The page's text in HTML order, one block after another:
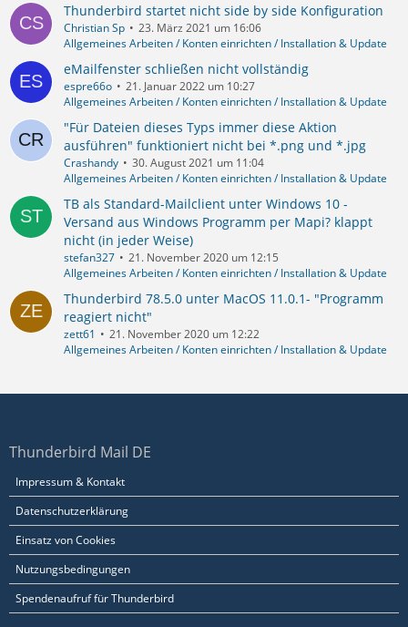
Thunderbird startet nicht side by side Konfiguration
Christian Sp
23. März 2021 um 16:06
Allgemeines Arbeiten / Konten einrichten / Installation & Update
eMailfenster schließen nicht vollständig
espre66o
21. Januar 2022 um 10:27
Allgemeines Arbeiten / Konten einrichten / Installation & Update
"Für Dateien dieses Typs immer diese Aktion
ausführen" funktioniert nicht bei *.png und *.jpg
Crashandy
30. August 2021 um 11:04
Allgemeines Arbeiten / Konten einrichten / Installation & Update
TB als Standard-Mailclient unter Windows 10 -
Versand aus Windows Programm per Mapi? klappt
nicht (in jeder Weise)
stefan327
21. November 2020 um 12:15
Allgemeines Arbeiten / Konten einrichten / Installation & Update
Thunderbird 78.5.0 unter MacOS 11.0.1- "Programm
reagiert nicht"
zett61
21. November 2020 um 12:22
Allgemeines Arbeiten / Konten einrichten / Installation & Update
Thunderbird Mail DE
Impressum & Kontakt
Datenschutzerklärung
Einsatz von Cookies
Nutzungsbedingungen
Spendenaufruf für Thunderbird